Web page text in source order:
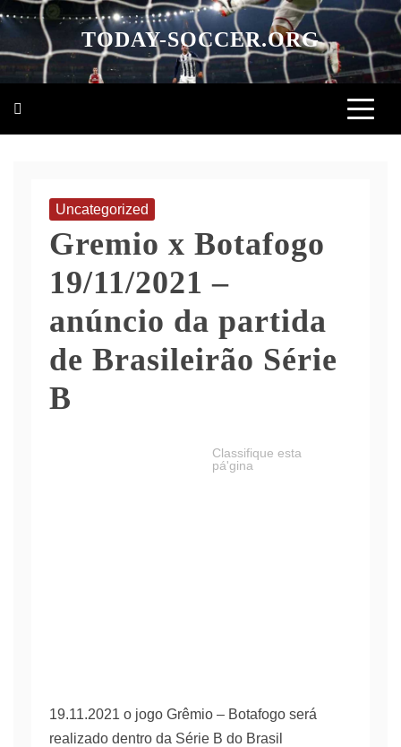
Skip
content
TODAY-SOCCER.ORG
Uncategorized
Gremio x Botafogo
19/11/2021 –
anúncio da partida
de Brasileirão Série
B
Classifique esta
pá'gina
19.11.2021 o jogo Grêmio – Botafogo será
realizado dentro da Série B do Brasil